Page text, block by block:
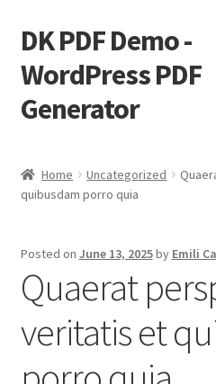
Skip
to
navigation
Skip
to
content
DK PDF Demo -
WordPress PDF
Generator
Cart
My account
Page Image Alignment
Home Uncategorized
quibusdam porro quia
Posted on June 13, 2025by Emili
Quaerat
veritatis et